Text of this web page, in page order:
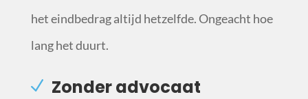
het eindbedrag altijd hetzelfde. Ongeacht hoe
lang het duurt.
Zonder advocaat